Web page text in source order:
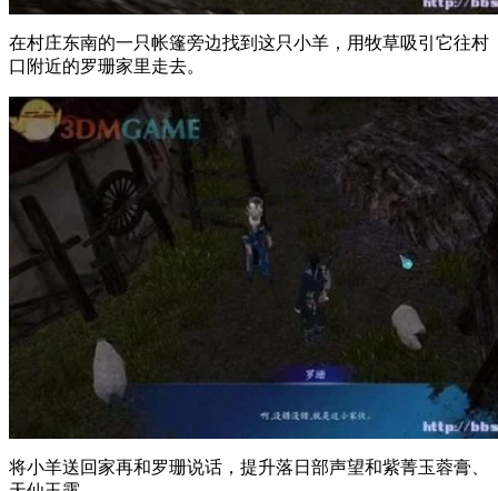
在村庄东南的一只帐篷旁边找到这只小羊，用牧草吸引它往村
口附近的罗珊家里走去。
将小羊送回家再和罗珊说话，提升落日部声望和紫菁玉蓉膏、